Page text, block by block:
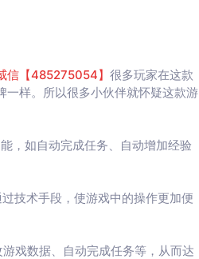
信【485275054】 很多玩家在这款
一样。所以很多小伙伴就怀疑这款游
，如自动完成任务、自动增加经验
技术手段，使游戏中的操作更加便
戏数据、自动完成任务等，从而达